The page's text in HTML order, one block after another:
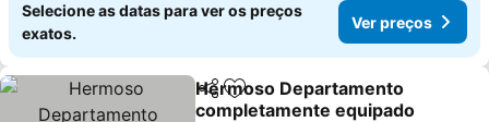
Selecione as datas para ver os preços
exatos.
Ver preços
PartilharAdicionar aos favoritos
Hermoso Departamento
completamente equipado